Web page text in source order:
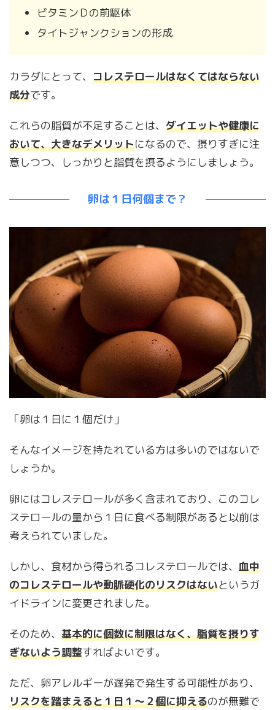
ビタミンＤの前駆体
タイトジャンクションの形成
カラダにとって、 コレステロールはなくてはならない
成分です。
これらの脂質が不足することは、 ダイエットや健康に
おいて、大きなデメリットになるので、摂りすぎに注
意しつつ、しっかりと脂質を摂るようにしましょう。
卵は１日何個まで？
「卵は１日に１個だけ」
そんなイメージを持たれている方は多いのではないで
しょうか。
卵にはコレステロールが多く含まれており、このコレ
ステロールの量から１日に食べる制限があると以前は
考えられていました。
しかし、食材から得られるコレステロールでは、 血中
のコレステロールや動脈硬化のリスクはないというガ
イドラインに変更されました。
そのため、 基本的に個数に制限はなく、脂質を摂りす
ぎないよう調整すればよいです。
ただ、卵アレルギーが遅発で発生する可能性があり、
リスクを踏まえると１日１～２個に抑えるのが無難で